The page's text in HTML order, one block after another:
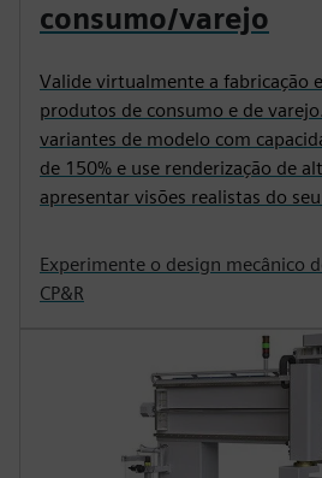
consumo/varejo
Valide virtualmente a fabricação
produtos de consumo e de
variantes de modelo com
de 150% e use renderização de
apresentar visões realistas do
Experimente o design mecânico
CP&R